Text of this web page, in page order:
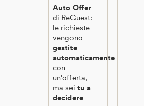
Auto Offer
di ReGuest:
le richieste
vengono
gestite
automaticamente
con
un'offerta,
ma seitu a
decidere